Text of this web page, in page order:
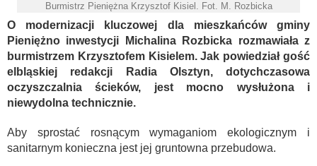
Burmistrz Pieniężna Krzysztof Kisiel. Fot. M. Rozbicka
O modernizacji kluczowej dla mieszkańców gminy
Pieniężno inwestycji Michalina Rozbicka rozmawiała z
burmistrzem Krzysztofem Kisielem. Jak powiedział gość
elbląskiej redakcji Radia Olsztyn, dotychczasowa
oczyszczalnia ścieków, jest mocno wysłużona i
niewydolna technicznie.
Aby sprostać rosnącym wymaganiom ekologicznym i
sanitarnym konieczna jest jej gruntowna przebudowa.